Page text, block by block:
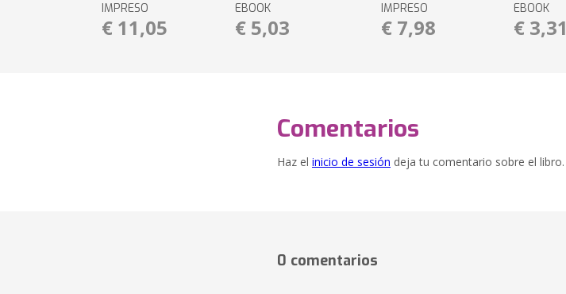
IMPRESO
€ 11,05
EBOOK
€ 5,03
IMPRESO
€ 7,98
EBOOK
€ 3,31
Comentarios
Haz el inicio de sesión deja tu comentario sobre el libro.
0 comentarios